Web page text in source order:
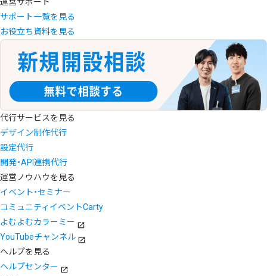
サポート一覧を見る
お役立ち資料を見る
代行サービスを見る
デザイン制作代行
設定代行
開発・API連携代行
運営ノウハウを見る
イベント・セミナー
コミュニティイベントCarty
よむよむカラーミー
YouTubeチャンネル
ヘルプを見る
ヘルプセンター